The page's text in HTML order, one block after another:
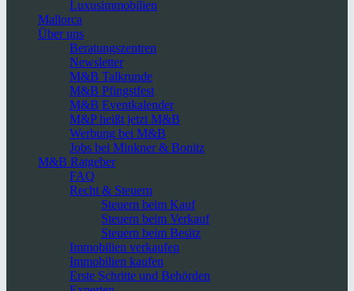
Luxusimmobilien
Mallorca
Über uns
Beratungszentren
Newsletter
M&B Talkrunde
M&B Pfingstfest
M&B Eventkalender
M&P heißt jetzt M&B
Werbung bei M&B
Jobs bei Minkner & Bonitz
M&B Ratgeber
FAQ
Recht & Steuern
Steuern beim Kauf
Steuern beim Verkauf
Steuern beim Besitz
Immobilien verkaufen
Immobilien kaufen
Erste Schritte und Behörden